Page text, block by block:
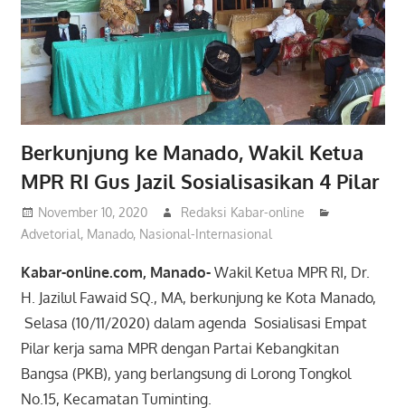
Berkunjung ke Manado, Wakil Ketua
MPR RI Gus Jazil Sosialisasikan 4 Pilar
November 10, 2020
Redaksi Kabar-online
Advetorial, Manado, Nasional-Internasional
Kabar-online.com, Manado-Wakil Ketua MPR RI, Dr.
H. Jazilul Fawaid SQ., MA, berkunjung ke Kota Manado,
Selasa (10/11/2020) dalam agenda Sosialisasi Empat
Pilar kerja sama MPR dengan Partai Kebangkitan
Bangsa (PKB), yang berlangsung di Lorong Tongkol
No.15, Kecamatan Tuminting.